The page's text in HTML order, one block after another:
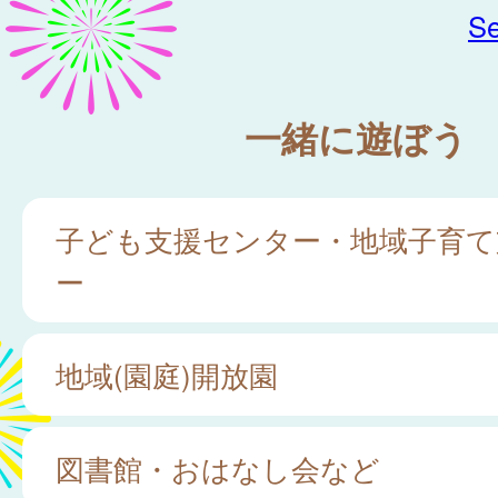
一緒に遊ぼう
子ども支援センター・地域子育
ー
地域(園庭)開放園
図書館・おはなし会など